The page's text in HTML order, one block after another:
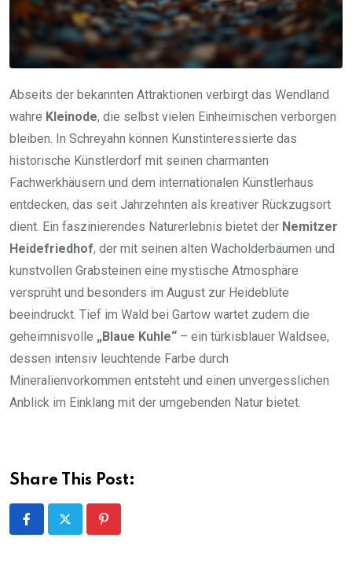
Abseits der bekannten Attraktionen verbirgt das Wendland
wahre Kleinode, die selbst vielen Einheimischen verborgen
bleiben. In Schreyahn können Kunstinteressierte das
historische Künstlerdorf mit seinen charmanten
Fachwerkhäusern und dem internationalen Künstlerhaus
entdecken, das seit Jahrzehnten als kreativer Rückzugsort
dient. Ein faszinierendes Naturerlebnis bietet der Nemitzer
Heidefriedhof, der mit seinen alten Wacholderbäumen und
kunstvollen Grabsteinen eine mystische Atmosphäre
versprüht und besonders im August zur Heideblüte
beeindruckt. Tief im Wald bei Gartow wartet zudem die
geheimnisvolle „Blaue Kuhle“ – ein türkisblauer Waldsee,
dessen intensiv leuchtende Farbe durch
Mineralienvorkommen entsteht und einen unvergesslichen
Anblick im Einklang mit der umgebenden Natur bietet.
Share This Post: